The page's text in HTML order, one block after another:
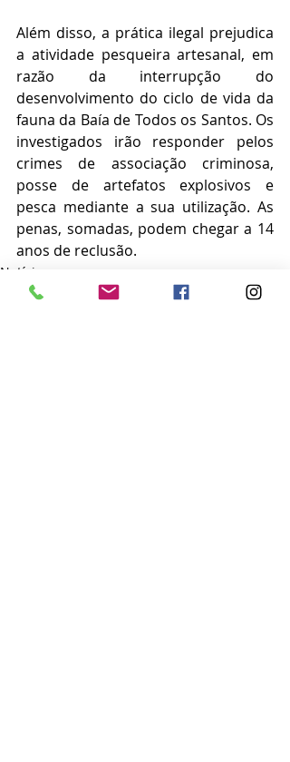
Além disso, a prática ilegal prejudica
a atividade pesqueira artesanal, em
razão da interrupção do
desenvolvimento do ciclo de vida da
fauna da Baía de Todos os Santos. Os
investigados irão responder pelos
crimes de associação criminosa,
posse de artefatos explosivos e
pesca mediante a sua utilização. As
penas, somadas, podem chegar a 14
anos de reclusão.
Notícias